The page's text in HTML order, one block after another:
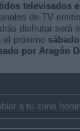
televisados
de TV
disfrutar será el
el próximo
por Aragón
a tu zona